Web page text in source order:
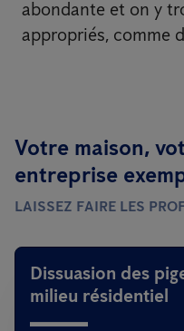
abondante et on y
appropriés, comme
Votre maison,
entreprise
LAISSEZ FAIRE LES
Dissuasion des
milieu résidentiel